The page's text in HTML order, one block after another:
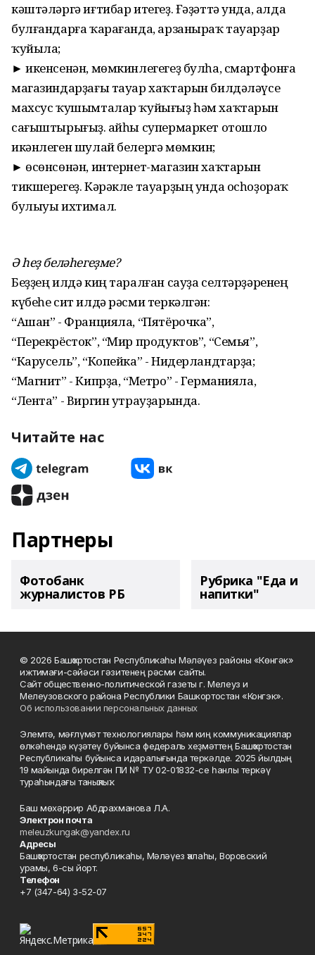
кәштәләргә иғтибар итегеҙ. Ғәҙәттә унда, алда
булғандарға ҡарағанда, арзаныраҡ тауарҙар
ҡуйыла;
► икенсенән, мөмкинлегегеҙ булһа, смартфонға
магазиндарҙағы тауар хаҡтарын билдәләүсе
махсус ҡушымталар ҡуйығыҙ һәм хаҡтарын
сағыштырығыҙ. Ҡайһы супермаркет отошло
икәнлеген шулай белергә мөмкин;
► өсөнсөнән, интернет-магазин хаҡтарын
тикшерегеҙ. Кәрәкле тауарҙың унда осһоҙораҡ
булыуы ихтимал.
Ә һеҙ беләһегеҙме?
Беҙҙең илдә киң таралған сауҙа селтәрҙәренең
күбеһе сит илдә рәсми теркәлгән:
“Ашан” - Францияла, “Пятёрочка”,
“Перекрёсток”, “Мир продуктов”, “Семья”,
“Карусель”, “Копейка” - Нидерландтарҙа;
“Магнит” - Кипрҙа, “Метро” - Германияла,
“Лента” - Виргин утрауҙарында.
Читайте нас
Партнеры
Фотобанк
журналистов РБ
Рубрика "Еда и
напитки"
© 2026 Башҡортостан Республикаһы Мәләүез районы «Көнгәк»
ижтимағи-сәйәси гәзитенең рәсми сайты.
Сайт общественно-политической газеты г. Мелеуз и
Мелеузовского района Республики Башкортостан «Конгэк».
Об использовании персональных данных
Элемтә, мәғлүмәт технологиялары һәм киң коммуникациялар
өлкәһендә күҙәтеү буйынса федераль хеҙмәттең Башҡортостан
Республикаһы буйынса идаралығында теркәлде. 2025 йылдың
19 майында бирелгән ПИ № ТУ 02-01832-се һанлы теркәү
тураһындағы таныҡлыҡ.
Баш мөхәррир Абдрахманова Л.А.
Электрон почта
meleuzkungak@yandex.ru
Адресы
Башҡортостан республикаһы, Мәләүез ҡалаһы, Воровский
урамы, 6-сы йорт.
Телефон
+7 (347-64) 3-52-07